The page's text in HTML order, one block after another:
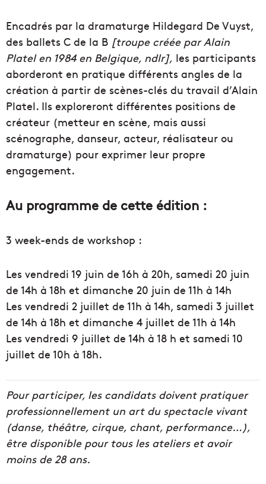
Encadrés par la dramaturge Hildegard De Vuyst,
des ballets C de la B [troupe créée par Alain
Platel en 1984 en Belgique, ndlr], les participants
aborderont en pratique différents angles de la
création à partir de scènes-clés du travail d’Alain
Platel. Ils exploreront différentes positions de
créateur (metteur en scène, mais aussi
scénographe, danseur, acteur, réalisateur ou
dramaturge) pour exprimer leur propre
engagement.
Au programme de cette édition :
3 week-ends de workshop :
Les vendredi 19 juin de 16h à 20h, samedi 20 juin
de 14h à 18h et dimanche 20 juin de 11h à 14h
Les vendredi 2 juillet de 11h à 14h, samedi 3 juillet
de 14h à 18h et dimanche 4 juillet de 11h à 14h
Les vendredi 9 juillet de 14h à 18 h et samedi 10
juillet de 10h à 18h.
Pour participer, les candidats doivent pratiquer
professionnellement un art du spectacle vivant
(danse, théâtre, cirque, chant, performance…),
être disponible pour tous les ateliers et avoir
moins de 28 ans.